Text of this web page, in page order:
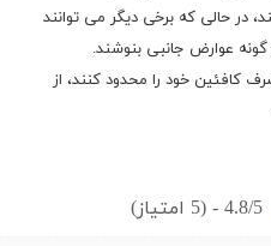
در حالی که برخی دیگر می توانند
عوارض جانبی بنوشند.
کافئین خود را محدود کنند، از
4.8/5 - (5 امتیاز)